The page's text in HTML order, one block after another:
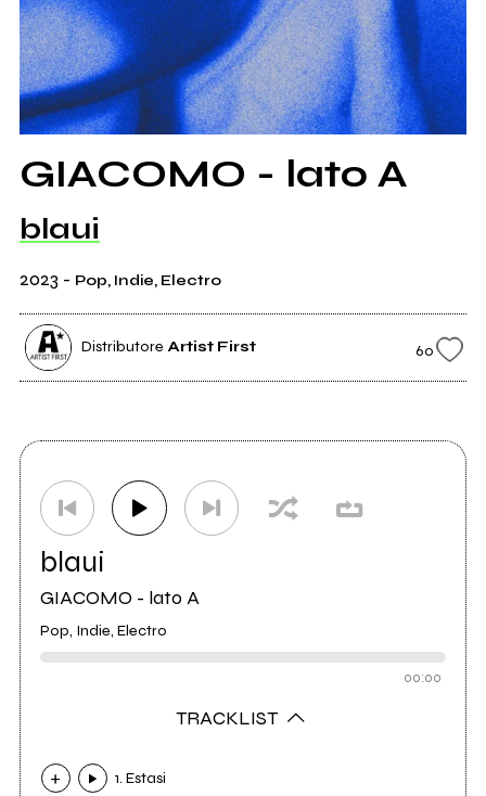
GIACOMO - lato A
blaui
2023 - Pop, Indie, Electro
Distributore Artist First 60
blaui
GIACOMO - lato A
Pop, Indie, Electro
00:00
TRACKLIST
1. Estasi